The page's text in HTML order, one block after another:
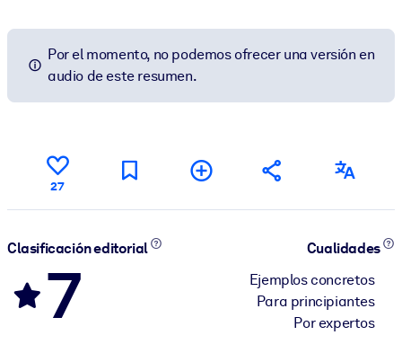
Por el momento, no podemos ofrecer una versión en
audio de este resumen.
27
Clasificación editorial
7
Cualidades
Ejemplos concretos
Para principiantes
Por expertos